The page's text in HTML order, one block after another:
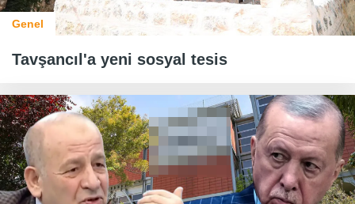
Genel
Tavşancıl'a yeni sosyal tesis